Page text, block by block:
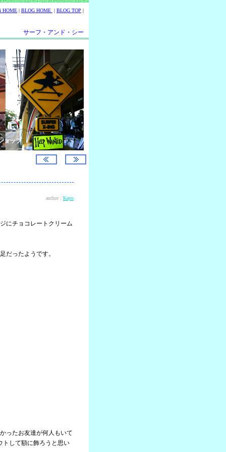
HOME | BLOG HOME | BLOG TOP |
サーフ・アンド・シー
ョップ
author : Kayo
にチョコレートクリーム
だったようです。
ったお友達が何人もいて
トして額に飾ろうと思い